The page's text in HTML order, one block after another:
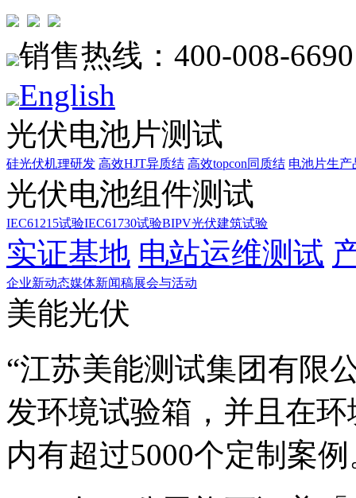
销售热线：400-008-6690
English
光伏电池片测试
硅光伏机理研发 高效HJT异质结 高效topcon同质结 电池片生产
光伏电池组件测试
IEC61215试验IEC61730试验BIPV光伏建筑试验
实证基地 电站运维测试
企业新动态媒体新闻稿展会与活动
美能光伏
“江苏美能测试集团有限
发环境试验箱，并且在
内有超过5000个定制案